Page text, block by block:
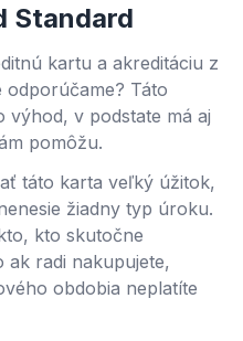
Standard
kartu a akreditáciu z
Táto
výhod, v podstate má aj
pomôžu.
táto karta veľký úžitok,
žiadny typ úroku.
kto skutočne
ak radi nakupujete,
obdobia neplatíte